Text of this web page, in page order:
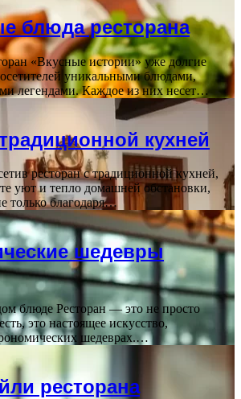
блюда ресторана
«Вкусные истории» уже долгие
уникальными блюдами,
легендами. Каждое из них несет…
кухней
ресторан с традиционной кухней,
уют и тепло домашней обстановки,
только благодаря…
шедевры
блюде Ресторан — это не просто
это настоящее искусство,
шедеврах.…
ресторана